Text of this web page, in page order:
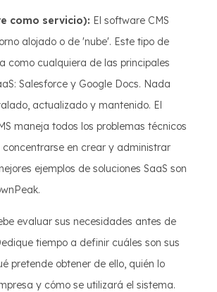
como servicio): El software CMS
alojado o de 'nube'. Este tipo de
como cualquiera de las principales
Salesforce y Google Docs. Nada
actualizado y mantenido. El
maneja todos los problemas técnicos
en crear y administrar
ejemplos de soluciones SaaS son
evaluar sus necesidades antes de
tiempo a definir cuáles son sus
pretende obtener de ello, quién lo
y cómo se utilizará el sistema.